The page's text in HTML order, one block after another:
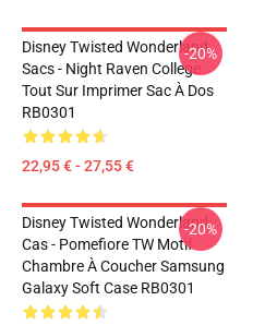
Disney Twisted Wonderland
Sacs - Night Raven College
Tout Sur Imprimer Sac À Dos
RB0301
22,95 € - 27,55 €
-20%
Disney Twisted Wonderland
Cas - Pomefiore TW Motif
Chambre À Coucher Samsung
Galaxy Soft Case RB0301
-20%